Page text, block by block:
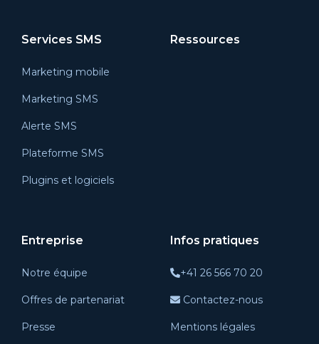
Services SMS
Marketing mobile
Marketing SMS
Alerte SMS
Plateforme SMS
Plugins et logiciels
Ressources
Entreprise
Notre équipe
Offres de partenariat
Presse
Infos pratiques
+41 26 566 70 20
Contactez-nous
Mentions légales